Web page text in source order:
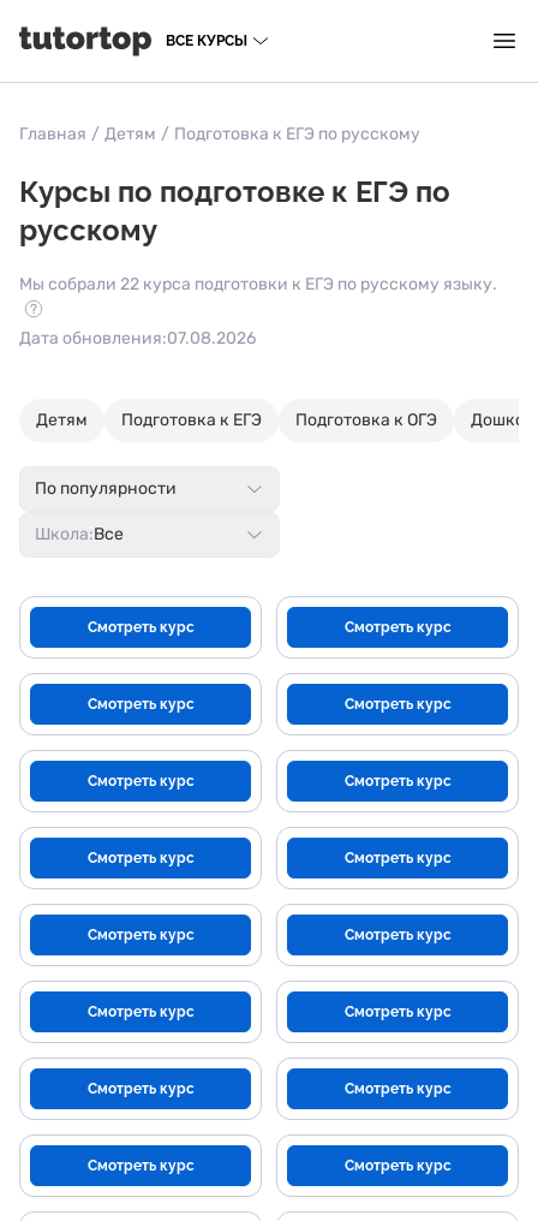
ВСЕ КУРСЫ
Главная / Детям / Подготовка к ЕГЭ по русскому
Курсы по подготовке к ЕГЭ по
русскому
Мы собрали 22 курса подготовки к ЕГЭ по русскому языку.
Дата обновления:07.08.2026
Детям Подготовка к ЕГЭ Подготовка к ОГЭ
Школа:Все
По популярности
Смотреть курс Смотреть курс
Смотреть курс Смотреть курс
Смотреть курс Смотреть курс
Смотреть курс Смотреть курс
Смотреть курс Смотреть курс
Смотреть курс Смотреть курс
Смотреть курс Смотреть курс
Смотреть курс Смотреть курс